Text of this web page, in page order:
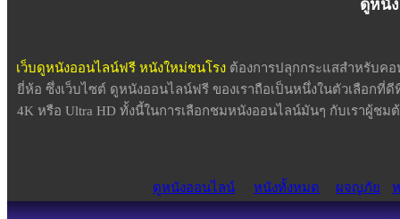
ดูหนั
เว็บดูหนังออนไลน์ฟรี หนังใหม่ชนโรง ต้องการปลุกกระแสสำหรับค
ยี่ห้อ ซึ่งเว็บไซต์ ดูหนังออนไลน์ฟรี ของเราถือเป็นหนึ่งในตัวเลือกที่
4K หรือ Ultra HD ทั้งนี้ในการเลือกชมหนังออนไลน์มันๆ กับเราผู้ชม
ดูหนังออนไลน์ หนังทั้งหมด ผจญภัย